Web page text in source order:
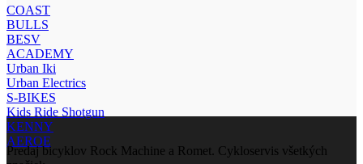
COAST
BULLS
BESV
ACADEMY
Urban Iki
Urban Electrics
S-BIKES
Kids Ride Shotgun
KENNY
AEROE
Predaj bicyklov Rock Machine a Romet. Cykloservis všetkých